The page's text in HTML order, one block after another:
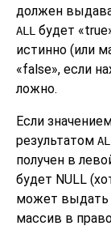
должен
ALL будет «true
истинно (или
«false», если
ложно.
Если
результатом
получен в
будет NULL
может выдать
массив в